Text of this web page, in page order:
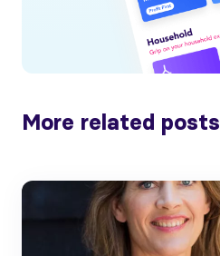
More related posts